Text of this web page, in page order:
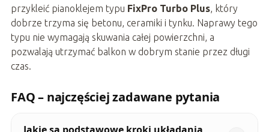
przykleić pianoklejem typu FixPro Turbo Plus, który
dobrze trzyma się betonu, ceramiki i tynku. Naprawy tego
typu nie wymagają skuwania całej powierzchni, a
pozwalają utrzymać balkon w dobrym stanie przez długi
czas.
FAQ – najczęściej zadawane pytania